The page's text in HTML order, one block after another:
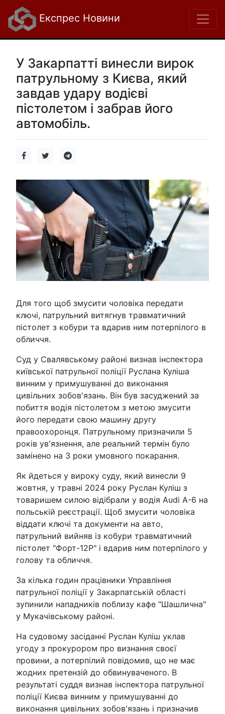
Експрес Новини
У Закарпатті винесли вирок
патрульному з Києва, який
завдав удару водієві
пістолетом і забрав його
автомобіль.
Для того щоб змусити чоловіка передати
ключі, патрульний витягнув травматичний
пістолет з кобури та вдарив ним потерпілого в
обличчя.
Суд у Свалявському районі визнав інспектора
київської патрульної поліції Руслана Куліша
винним у примушуванні до виконання
цивільних зобов'язань. Він був засуджений за
побиття водія пістолетом з метою змусити
його передати свою машину другу
правоохоронця. Патрульному призначили 5
років ув'язнення, але реальний термін було
замінено на 3 роки умовного покарання.
Як йдеться у вироку суду, який винесли 9
жовтня, у травні 2024 року Руслан Куліш з
товаришем силою відібрали у водія Audi А-6 на
польській реєстрації. Щоб змусити чоловіка
віддати ключі та документи на авто,
патрульний вийняв із кобури травматичний
пістолет "Форт-12Р" і вдарив ним потерпілого у
голову та обличчя.
За кілька годин працівники Управління
патрульної поліції у Закарпатській області
зупинили нападників поблизу кафе "Шашлична"
у Мукачівському районі.
На судовому засіданні Руслан Куліш уклав
угоду з прокурором про визнання своєї
провини, а потерпілий повідомив, що не має
жодних претензій до обвинуваченого. В
результаті суддя визнав інспектора патрульної
поліції Києва винним у примушуванні до
виконання цивільних зобов'язань і призначив